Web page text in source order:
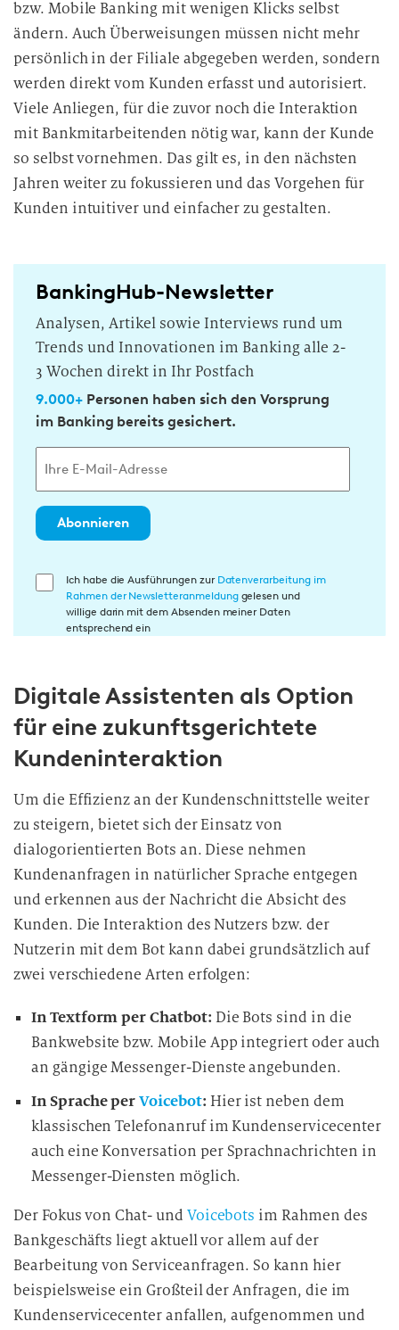
bzw. Mobile Banking mit wenigen Klicks selbst
ändern. Auch Überweisungen müssen nicht mehr
persönlich in der Filiale abgegeben werden, sondern
werden direkt vom Kunden erfasst und autorisiert.
Viele Anliegen, für die zuvor noch die Interaktion
mit Bankmitarbeitenden nötig war, kann der Kunde
so selbst vornehmen. Das gilt es, in den nächsten
Jahren weiter zu fokussieren und das Vorgehen für
Kunden intuitiver und einfacher zu gestalten.
BankingHub-Newsletter
Analysen, Artikel sowie Interviews rund um
Trends und Innovationen im Banking alle 2-
3 Wochen direkt in Ihr Postfach
9.000+Personen haben sich den Vorsprung
im Banking bereits gesichert.
Abonnieren
E
l
l
i
g
n
g
i
n
d
D
a
e
n
v
e
a
r
b
i
t
u
n
g
Ich habe die Ausführungen zur Datenverarbeitung im
Rahmen der Newsletteranmeldunggelesen und
willige darin mit dem Absenden meiner Daten
entsprechend ein
Digitale Assistenten als Option
für eine zukunftsgerichtete
Kundeninteraktion
Um die Effizienz an der Kundenschnittstelle weiter
zu steigern, bietet sich der Einsatz von
dialogorientierten Bots an. Diese nehmen
Kundenanfragen in natürlicher Sprache entgegen
und erkennen aus der Nachricht die Absicht des
Kunden. Die Interaktion des Nutzers bzw. der
Nutzerin mit dem Bot kann dabei grundsätzlich auf
zwei verschiedene Arten erfolgen:
In Textform per Chatbot: Die Bots sind in die
Bankwebsite bzw. Mobile App integriert oder auch
an gängige Messenger-Dienste angebunden.
In Sprache perVoicebot: Hier ist neben dem
klassischen Telefonanruf im Kundenservicecenter
auch eine Konversation per Sprachnachrichten in
Messenger-Diensten möglich.
Der Fokus von Chat- und Voicebots im Rahmen des
Bankgeschäfts liegt aktuell vor allem auf der
Bearbeitung von Serviceanfragen. So kann hier
beispielsweise ein Großteil der Anfragen, die im
Kundenservicecenter anfallen, aufgenommen und